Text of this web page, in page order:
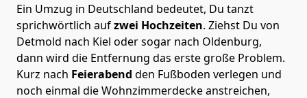
Ein Umzug in Deutschland bedeutet, Du tanzt
sprichwörtlich aufzwei Hochzeiten. Ziehst Du von
Detmold nach Kiel oder sogar nach Oldenburg,
dann wird die Entfernung das erste große Problem.
Kurz nach Feierabend den Fußboden verlegen und
noch einmal die Wohnzimmerdecke anstreichen,